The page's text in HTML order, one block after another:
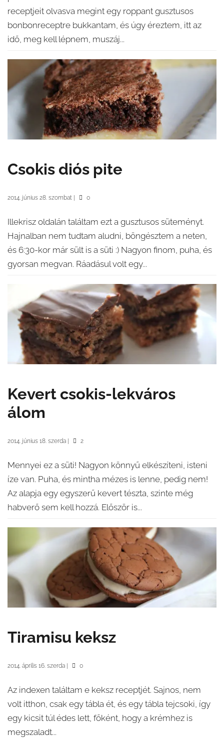
receptjeit olvasva megint egy roppant gusztusos
bonbonreceptre bukkantam, és úgy éreztem, itt az
idő, meg kell lépnem, muszáj...
Csokis diós pite
2014. június 28. szombat 0
Illekrisz oldalán találtam ezt a gusztusos süteményt.
Hajnalban nem tudtam aludni, böngésztem a neten,
és 6:30-kor már sült is a süti :) Nagyon finom, puha, és
gyorsan megvan. Ráadásul volt egy...
Kevert csokis-lekváros
álom
2014. június 18. szerda 2
Mennyei ez a süti! Nagyon könnyű elkészíteni, isteni
íze van. Puha, és mintha mézes is lenne, pedig nem!
Az alapja egy egyszerű kevert tészta, szinte még
habverő sem kell hozzá. Először is...
Tiramisu keksz
2014. április 16. szerda 0
Az indexen találtam e keksz receptjét. Sajnos, nem
volt itthon, csak egy tábla ét, és egy tábla tejcsoki, így
egy kicsit túl édes lett, főként, hogy a krémhez is
megszaladt...